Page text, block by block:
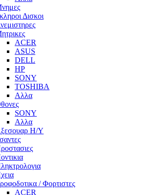
Δισκοι
ACER
ASUS
DELL
HP
SONY
TOSHIBA
Αλλα
SONY
Αλλα
Η/Υ
/ Φορτιστες
ACER